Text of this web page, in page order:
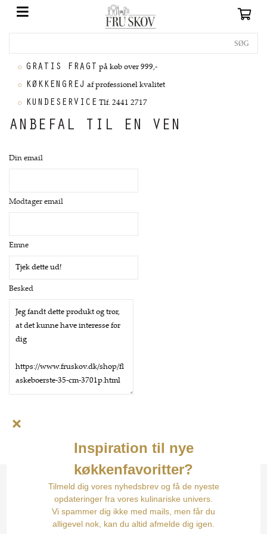
GRATIS FRAGT på køb over 999,-
KØKKENGREJ af professionel kvalitet
KUNDESERVICE Tlf. 2441 2717
ANBEFAL TIL EN VEN
Din email
Modtager email
Emne
Besked